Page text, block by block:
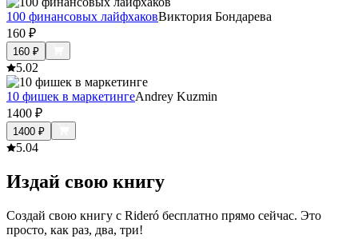
100 финансовых лайфхаковВиктория Бондарева
160 ₽
160 ₽
5.02
10 фишек в маркетингеAndrey Kuzmin
1400 ₽
1400 ₽
5.04
Издай свою книгу
Создай свою книгу с Rideró бесплатно прямо сейчас. Это
просто, как раз, два, три!